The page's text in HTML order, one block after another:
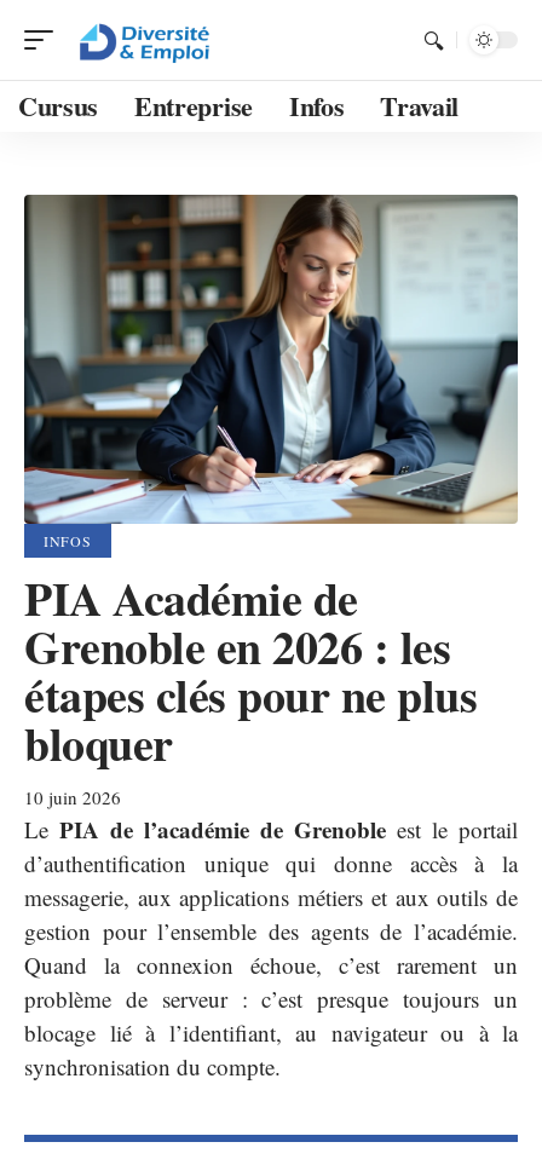
Cursus Entreprise Infos Travail
INFOS
PIA Académie de
Grenoble en 2026 : les
étapes clés pour ne plus
bloquer
10 juin 2026
Le PIA de l’académie de Grenoble est le portail
d’authentification unique qui donne accès à la
messagerie, aux applications métiers et aux outils de
gestion pour l’ensemble des agents de l’académie.
Quand la connexion échoue, c’est rarement un
problème de serveur : c’est presque toujours un
blocage lié à l’identifiant, au navigateur ou à la
synchronisation du compte.